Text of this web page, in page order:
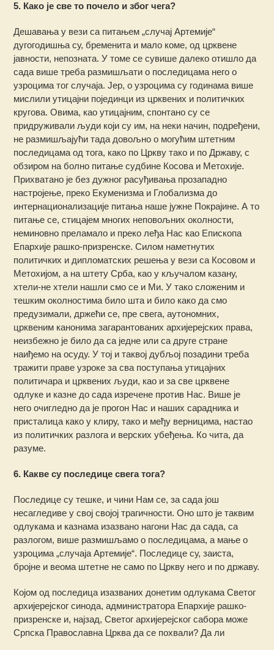
5. Како је све то почело и због чега?
Дешавања у вези са питањем „случај Артемије“
дугогодишња су, бременита и мало коме, од црквене
јавности, непозната. У томе се сувише далеко отишло да
сада више треба размишљати о последицама него о
узроцима тог случаја. Јер, о узроцима су годинама више
мислили утицајни појединци из црквених и политичких
кругова. Овима, као утицајним, спонтано су се
придруживали људи који су им, на неки начин, подређени,
не размишљајући тада довољно о могућим штетним
последицама од тога, како по Цркву тако и по Државу, с
обзиром на болно питање судбине Косова и Метохије.
Прихватано је без дужног расуђивања прозападно
настројење, преко Екуменизма и Глобализма до
интернационализације питања наше јужне Покрајине. А то
питање се, стицајем многих неповољних околности,
неминовно преламало и преко леђа Нас као Епископа
Епархије рашко-призренске. Силом наметнутих
политичких и дипломатских решења у вези са Косовом и
Метохијом, а на штету Срба, као у кључалом казану,
хтели-не хтели нашли смо се и Ми. У тако сложеним и
тешким околностима било шта и било како да смо
предузимали, држећи се, пре свега, аутономних,
црквеним канонима загарантованих архијерејских права,
неизбежно је било да са једне или са друге стране
наиђемо на осуду. У тој и таквој дубљој позадини треба
тражити праве узроке за сва поступања утицајних
политичара и црквених људи, као и за све црквене
одлуке и казне до сада изречене против Нас. Више је
него очигледно да је прогон Нас и наших сарадника и
присталица како у клиру, тако и међу верницима, настао
из политичких разлога и верских убеђења. Ко чита, да
разуме.
6. Какве су последице свега тога?
Последице су тешке, и чини Нам се, за сада још
несагледиве у свој својој трагичности. Оно што је таквим
одлукама и казнама изазвано нагони Нас да сада, са
разлогом, више размишљамо о последицама, а мање о
узроцима „случаја Артемије“. Последице су, заиста,
бројне и веома штетне не само по Цркву него и по државу.
Којом од последица изазваних донетим одлукама Светог
архијерејског синода, администратора Епархије рашко-
призренске и, најзад, Светог архијерејског сабора може
Српска Православна Црква да се похвали? Да ли